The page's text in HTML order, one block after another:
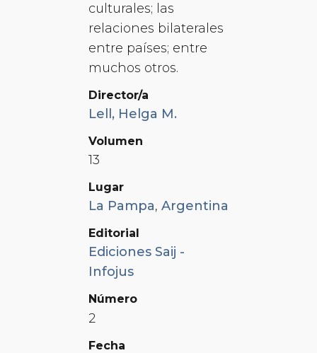
culturales; las
relaciones bilaterales
entre países; entre
muchos otros.
Director/a
Lell, Helga M.
Volumen
13
Lugar
La Pampa, Argentina
Editorial
Ediciones Saij -
Infojus
Número
2
Fecha